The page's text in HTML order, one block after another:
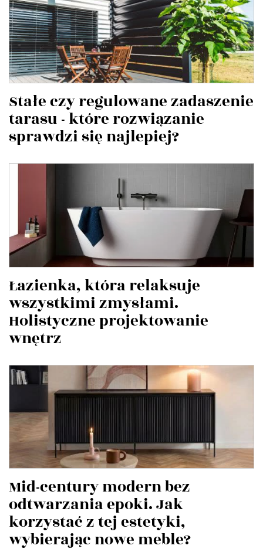
Stałe czy regulowane zadaszenie
tarasu - które rozwiązanie
sprawdzi się najlepiej?
Łazienka, która relaksuje
wszystkimi zmysłami.
Holistyczne projektowanie
wnętrz
Mid-century modern bez
odtwarzania epoki. Jak
korzystać z tej estetyki,
wybierając nowe meble?